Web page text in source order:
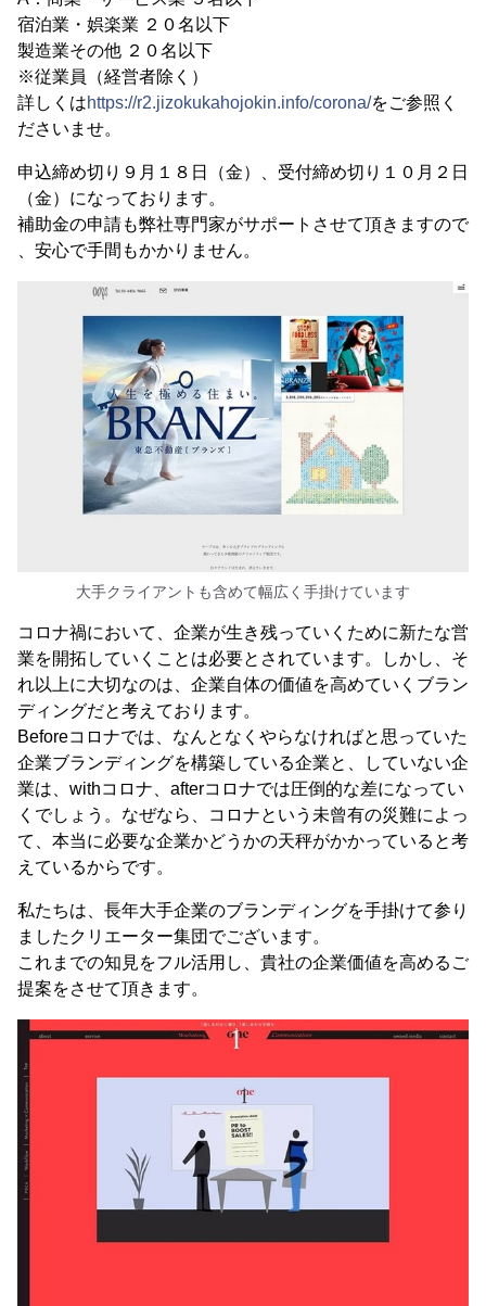
宿泊業・娯楽業 ２０名以下
製造業その他 ２０名以下
※従業員（経営者除く）
詳しくはhttps://r2.jizokukahojokin.info/corona/をご参照く
ださいませ。
申込締め切り９月１８日（金）、受付締め切り１０月２日
（金）になっております。
補助金の申請も弊社専門家がサポートさせて頂きますので
、安心で手間もかかりません。
大手クライアントも含めて幅広く手掛けています
コロナ禍において、企業が生き残っていくために新たな営
業を開拓していくことは必要とされています。しかし、そ
れ以上に大切なのは、企業自体の価値を高めていくブラン
ディングだと考えております。
Beforeコロナでは、なんとなくやらなければと思っていた
企業ブランディングを構築している企業と、していない企
業は、withコロナ、afterコロナでは圧倒的な差になってい
くでしょう。なぜなら、コロナという未曾有の災難によっ
て、本当に必要な企業かどうかの天秤がかかっていると考
えているからです。
私たちは、長年大手企業のブランディングを手掛けて参り
ましたクリエーター集団でございます。
これまでの知見をフル活用し、貴社の企業価値を高めるご
提案をさせて頂きます。